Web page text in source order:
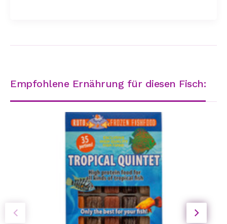
Empfohlene Ernährung für diesen Fisch: